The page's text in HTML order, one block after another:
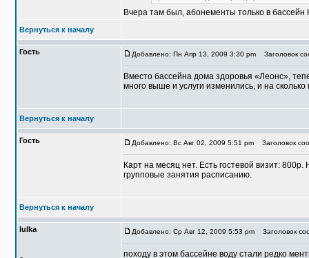
Вчера там был, абонементы только в
Вернуться к началу
Гость Добавлено: Пн Апр 13, 2009 3:30 pm Заголовок
Вместо бассейна дома здоровья «Леонс»,
много выше и услуги изменились, и на
Вернуться к началу
Гость Добавлено: Вс Авг 02, 2009 5:51 pm Заголовок
Карт на месяц нет. Есть гостевой визит:
групповые занятия расписанию.
Вернуться к началу
lulka Добавлено: Ср Авг 12, 2009 5:53 pm Заголовок
походу в этом бассейне воду стали редко